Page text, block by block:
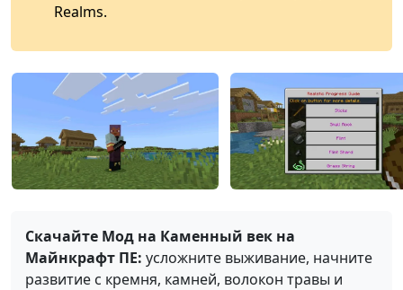
Realms.
Скачайте Мод на Каменный век на
Майнкрафт ПЕ: усложните выживание, начните
развитие с кремня, камней, волокон травы и